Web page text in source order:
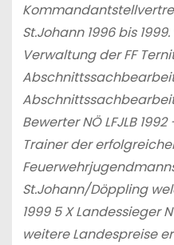
St.Johann 1996 bis
Verwaltung der FF
Bewerter NÖ LFJLB
Trainer der
St.Johann/Döppling
1999 5 X Landessieger
weitere Landespreise